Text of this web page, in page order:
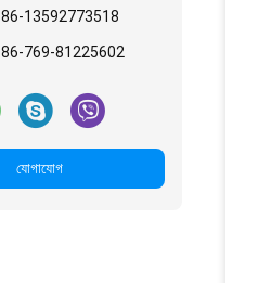
86-13592773518
86-769-81225602
যোগাযোগ